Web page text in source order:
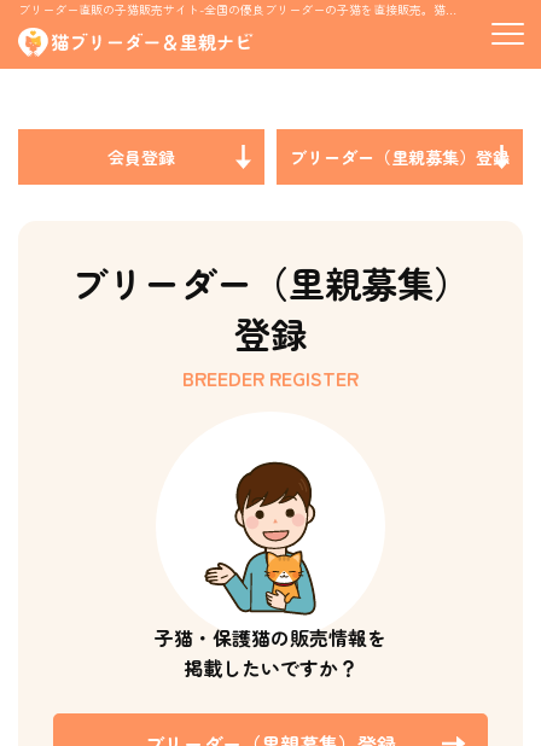
ブリーダー直販の子猫販売サイト-全国の優良ブリーダーの子猫を直接販売。猫の里親募集情報も掲載
会員登録 ブリーダー（里親募集）登録
ブリーダー（里親募集）
登録
BREEDER REGISTER
子猫・保護猫の販売情報を
掲載したいですか？